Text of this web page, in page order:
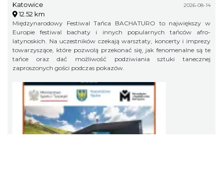
Katowice 2026-08-14
12.52 km
Międzynarodowy Festiwal Tańca BACHATURO to największy w
Europie festiwal bachaty i innych popularnych tańców afro-
latynoskich. Na uczestników czekają warsztaty, koncerty i imprezy
towarzyszące, które pozwolą przekonać się, jak fenomenalne są te
tańce oraz dać możliwość podziwiania sztuki tanecznej
zaproszonych gości podczas pokazów.